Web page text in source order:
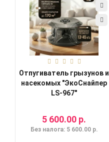
Отпугиватель грызунов и
насекомых "ЭкоСнайпер
LS-967"
5 600.00 р.
Без налога: 5 600.00 р.